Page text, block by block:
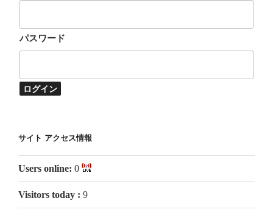
パスワード
サイト アクセス情報
Users online: 0
Visitors today : 9